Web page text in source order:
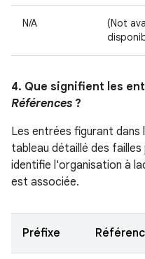
N/A
(Not
4. Que signifient les
Références ?
Les entrées figurant dans
tableau détaillé des failles
identifie l'organisation à
est associée.
Préfixe